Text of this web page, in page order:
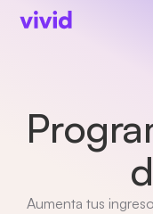
Aumenta tus